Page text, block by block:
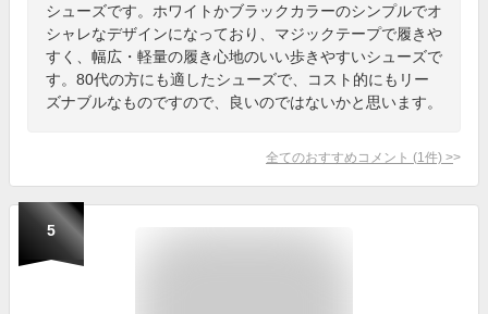
シューズです。ホワイトかブラックカラーのシンプルでオ
シャレなデザインになっており、マジックテープで履きや
すく、幅広・軽量の履き心地のいい歩きやすいシューズで
す。80代の方にも適したシューズで、コスト的にもリー
ズナブルなものですので、良いのではないかと思います。
全てのおすすめコメント (1 件) >
5